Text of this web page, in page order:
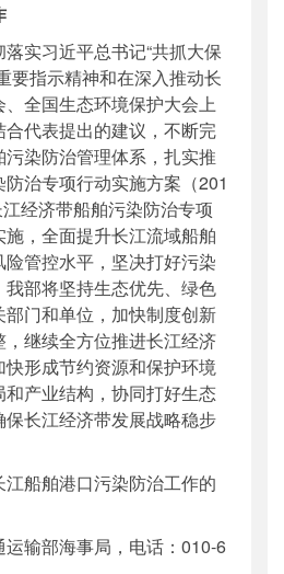
实习近平总书记“共抓大保
要指示精神和在深入推动长
全国生态环境保护大会上
代表提出的建议，不断完
染防治管理体系，扎实推
治专项行动实施方案（201
经济带船舶污染防治专项
，全面提升长江流域船舶
管控水平，坚决打好污染
部将坚持生态优先、绿色
门和单位，加快制度创新
继续全方位推进长江经济
形成节约资源和保护环境
产业结构，协同打好生态
长江经济带发展战略稳步
船舶港口污染防治工作的
输部海事局，电话：010-6